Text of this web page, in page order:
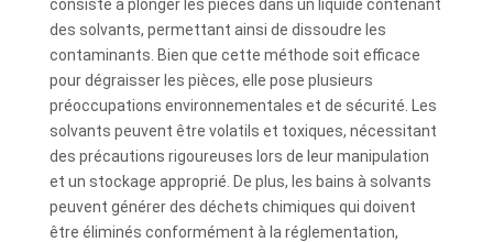
consiste à plonger les pièces dans un liquide contenant
des solvants, permettant ainsi de dissoudre les
contaminants. Bien que cette méthode soit efficace
pour dégraisser les pièces, elle pose plusieurs
préoccupations environnementales et de sécurité. Les
solvants peuvent être volatils et toxiques, nécessitant
des précautions rigoureuses lors de leur manipulation
et un stockage approprié. De plus, les bains à solvants
peuvent générer des déchets chimiques qui doivent
être éliminés conformément à la réglementation,